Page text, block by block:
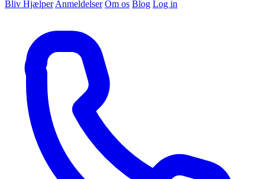
Bliv Hjælper Anmeldelser Om os Blog Log in